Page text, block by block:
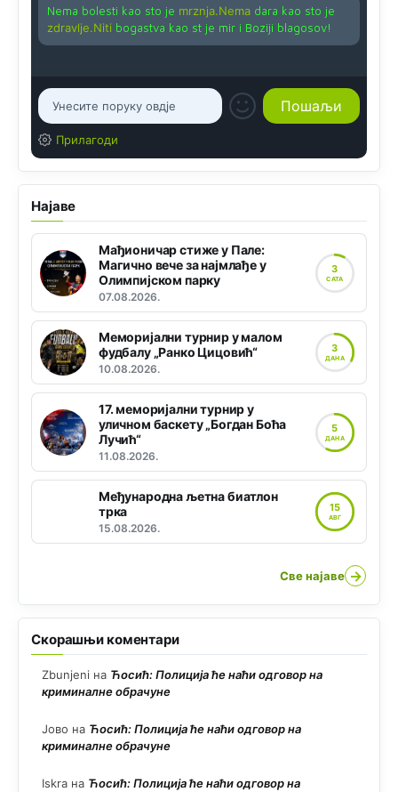
Nema bolesti kao sto je mrznja.Nemadara kao sto je
zdravlje.Niti bogastva kao st je mir i Boziji blagosov!
Прилагоди
Најаве
Мађионичар стиже у Пале:
Магично вече за најмлађе у
Олимпијском парку
07.08.2026.
3
САТА
Меморијални турнир у малом
фудбалу „Ранко Цицовић“
10.08.2026.
3
ДАНА
17. меморијални турнир у
уличном баскету „Богдан Боћа
Лучић“
11.08.2026.
5
ДАНА
Међународна љетна биатлон
трка
15.08.2026.
15
АВГ
Све најаве →
Скорашњи коментари
Zbunjeni на Ћосић: Полиција ће наћи одговор на
криминалне обрачуне
Јово на Ћосић: Полиција ће наћи одговор на
криминалне обрачуне
Iskra на Ћосић: Полиција ће наћи одговор на